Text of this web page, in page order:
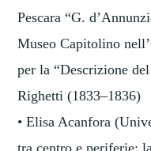
Pescara “G.
Museo Capitolino
per la “Descrizione
Righetti (1833–1836)
• Elisa Acanfora
tra centro e periferie: